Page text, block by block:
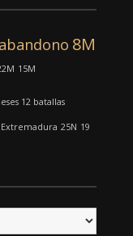
abandono 8M
15M
12 batallas
25N 19